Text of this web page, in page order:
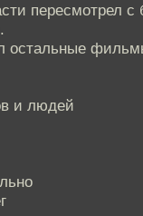
пересмотрел
остальные
и людей